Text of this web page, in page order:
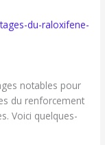
du-raloxifene-
notables pour
du renforcement
Voici quelques-